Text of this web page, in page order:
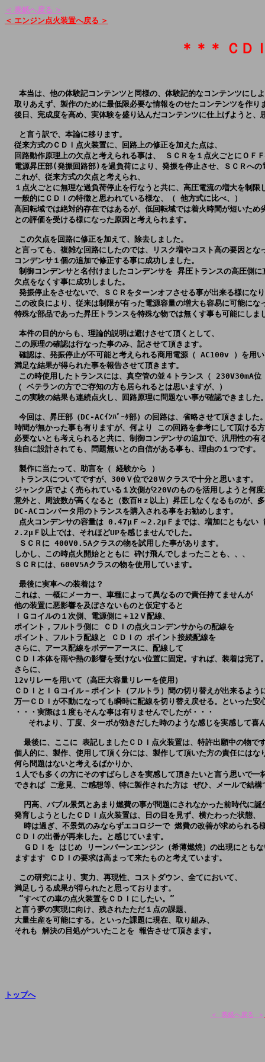
＜ 表紙へ戻る ＞
＜ エンジン点火装置へ戻る ＞
＊＊＊ ＣＤ
本当は、他の体験記コンテンツと同様の、体験記的なコンテンツにし
取りあえず、製作のために最低限必要な情報をのせたコンテンツを作り
後日、完成度を高め、実体験を盛り込んだコンテンツに仕上げようと
   と言う訳で、本論に移ります。
  従来方式のＣＤＩ点火装置に、回路上の修正を加えた点は、
回路動作原理上の欠点と考えられる事は、 ＳＣＲを１点火ごとにＯＦ
電源昇圧部(発振回路部)を過負荷により、発振を停止させ、ＳＣＲへの
  これが、従来方式の欠点と考えられ、
１点火ごとに無理な過負荷停止を行なうと共に、高圧電流の増大を制限
  一般的にＣＤＩの特徴と思われている様な、（ 他方式に比べ、）
高回転域では絶対的存在ではあるが、低回転域では着火時間が短いため
  との評価を受ける様になった原因と考えられます。
   この欠点を回路に修正を加えて、除去しました。
と言っても、複雑な回路にしたのでは、リスク増やコスト高の要因とな
  コンデンサ１個の追加で修正する事に成功しました。
制御コンデンサと名付けましたコンデンサを 昇圧トランスの高圧側に
  欠点をなくす事に成功しました。
発振停止をさせないで、ＳＣＲをターンオフさせる事が出来る様にな
この改良により、従来は制限が有った電源容量の増大も容易に可能にな
特殊な部品であった昇圧トランスを特殊な物では無くす事も可能にしま
   本件の目的からも、理論的説明は避けさせて頂くとして、
  この原理の確認は行なった事のみ、記させて頂きます。
確認は、発振停止が不可能と考えられる商用電源（ AC100v ）を用
  満足な結果が得られた事を報告させて頂きます。
この時使用したトランスには、真空管の並４トランス（ 230V30mA位
  （ ベテランの方でご存知の方も居られるとは思いますが、）
この実験の結果も連続点火し、回路原理に問題ない事が確認できました
今回は、昇圧部（DC-ACｲﾝﾊﾞｰﾀ部）の回路は、省略させて頂きました
時間が無かった事も有りますが、何より この回路を参考にして頂ける
必要ないとも考えられると共に、制御コンデンサの追加で、汎用性の有
  独自に設計されても、問題無いとの自信がある事も、理由の１つです。
   製作に当たって、助言を（ 経験から ）
   トランスについてですが、300Ｖ位で20Ｗクラスで十分と思います。
ジャンク店でよく売られている１次側が220Vのものを活用しようと何
意外と、周波数が高くなると（数百Hｚ以上）昇圧しなくなるものが、
  DC-ACコンバータ用のトランスを購入される事をお勧めします。
点火コンデンサの容量は 0.47μＦ～2.2μＦまでは、増加にともない
  2.2μＦ以上では、それほどUPを感じませんでした。
   ＳＣＲに 400V0.5Aクラスの物を試用した事があります。
  しかし、この時点火開始とともに 砕け飛んでしまったことも、、、
  ＳＣＲには、600V5Aクラスの物を使用しています。
   最後に実車への装着は？
  これは、一概にメーカー、車種によって異なるので責任持てませんが
  他の装置に悪影響を及ぼさないものと仮定すると
  ＩＧコイルの１次側、電源側に＋12Ｖ配線、
  ポイント，フルトラ側に ＣＤＩの点火コンデンサからの配線を
  ポイント、フルトラ配線と ＣＤＩの ポイント接続配線を
  さらに、アース配線をボデーアースに、配線して
ＣＤＩ本体を雨や熱の影響を受けない位置に固定。すれば、装着は完了
  さらに、
  12vリレーを用いて（高圧大容量リレーを使用）
ＣＤＩとＩＧコイル－ポイント（フルトラ）間の切り替えが出来るよう
万一ＣＤＩが不動になっても瞬時に配線を切り替え戻せる。といった安
  ・・・実際は１度もそんな事は有りませんでしたが・・・
それより、丁度、ターボが効きだした時のような感じを実感して喜
最後に、ここに 表記しましたＣＤＩ点火装置は、特許出願中の物で
個人的に、製作、使用して頂く分には、製作して頂いた方の責任にはな
  何ら問題はないと考えるばかりか、
１人でも多くの方にそのすばらしさを実感して頂きたいと言う思いで一
できれば ご意見、ご感想等、特に製作された方は ぜひ、メールで結
円高、バブル景気とあまり燃費の事が問題にされなかった前時代に誕
  発育しようとしたＣＤＩ点火装置は、日の目を見ず、横たわった状態、
時は過ぎ、不景気のみならずエコロジーで 燃費の改善が求められる
  ＣＤＩの出番が再来した。と感じています。
ＧＤＩを はじめ リーンバーンエンジン（希薄燃焼）の出現にとも
   この研究により、実力、再現性、コストダウン、全てにおいて、
  満足しうる成果が得られたと思っております。
   ”すべての車の点火装置をＣＤＩにしたい。”
  と言う夢の実現に向け、残されたただ１点の課題、
  大量生産を可能にする。といった課題に現在、取り組み、
  それも 解決の目処がついたことを 報告させて頂きます。
トップへ
＜ 表紙へ戻る ＞